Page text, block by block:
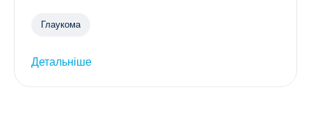
Глаукома
Детальніше